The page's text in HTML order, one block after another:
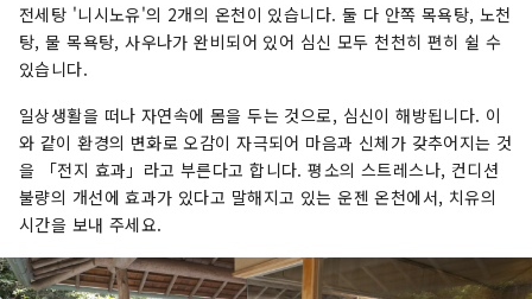
전세탕 '니시노유'의 2개의 온천이 있습니다. 둘 다 안쪽 목욕탕, 노천
탕, 물 목욕탕, 사우나가 완비되어 있어 심신 모두 천천히 편히 쉴 수
있습니다.
일상생활을 떠나 자연속에 몸을 두는 것으로, 심신이 해방됩니다. 이
와 같이 환경의 변화로 오감이 자극되어 마음과 신체가 갖추어지는 것
을 「전지 효과」라고 부른다고 합니다. 평소의 스트레스나, 컨디션
불량의 개선에 효과가 있다고 말해지고 있는 운젠 온천에서, 치유의
시간을 보내 주세요.